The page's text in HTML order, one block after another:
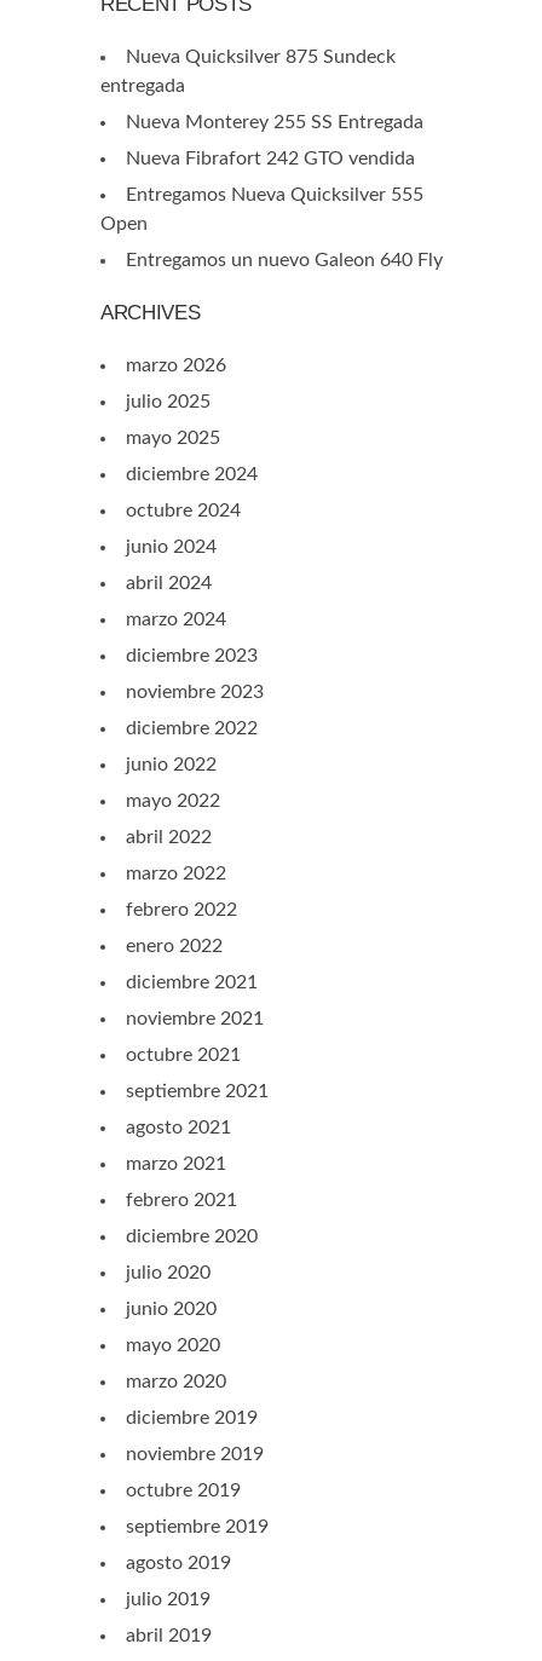
Nueva Quicksilver 875 Sundeck
entregada
Nueva Monterey 255 SS Entregada
Nueva Fibrafort 242 GTO vendida
Entregamos Nueva Quicksilver 555
Open
Entregamos un nuevo Galeon 640 Fly
ARCHIVES
marzo 2026
julio 2025
mayo 2025
diciembre 2024
octubre 2024
junio 2024
abril 2024
marzo 2024
diciembre 2023
noviembre 2023
diciembre 2022
junio 2022
mayo 2022
abril 2022
marzo 2022
febrero 2022
enero 2022
diciembre 2021
noviembre 2021
octubre 2021
septiembre 2021
agosto 2021
marzo 2021
febrero 2021
diciembre 2020
julio 2020
junio 2020
mayo 2020
marzo 2020
diciembre 2019
noviembre 2019
octubre 2019
septiembre 2019
agosto 2019
julio 2019
abril 2019